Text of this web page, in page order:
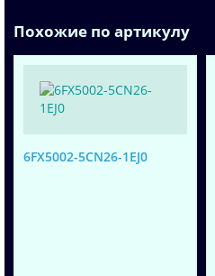
Похожие по артикулу
6FX5002-5CN26-1EJ0